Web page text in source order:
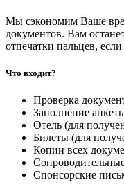
Мы сэкономим Ваше
документов. Вам
отпечатки пальцев,
Что входит?
Проверка
Заполнение
Отель (для
Билеты (для
Копии всех
Спонсорские